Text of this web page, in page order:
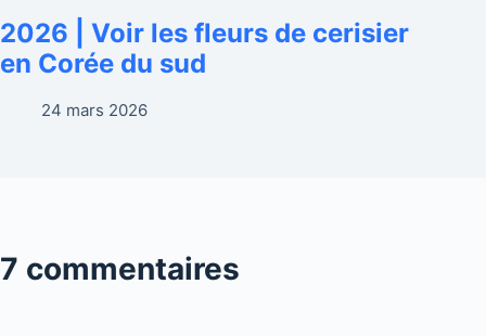
2026 | Voir les fleurs de cerisier
en Corée du sud
24 mars 2026
7 commentaires